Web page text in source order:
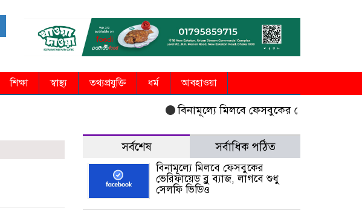
শিক্ষা স্বাস্থ্য তথ্যপ্রযুক্তি ধর্ম আবহাওয়া
বিনামূল্যে মিলবে ফেসবুকের ভেরিফায়েড ব্লু
সর্বশেষ সর্বাধিক পঠিত
বিনামূল্যে মিলবে ফেসবুকের
ভেরিফায়েড ব্লু ব্যাজ, লাগবে শুধু
সেলফি ভিডিও